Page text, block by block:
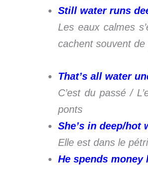
Still water runs
Les eaux calmes
cachent souvent
That’s all water
C’est du passé /
ponts
She’s in deep/hot
Elle est dans le
He spends money